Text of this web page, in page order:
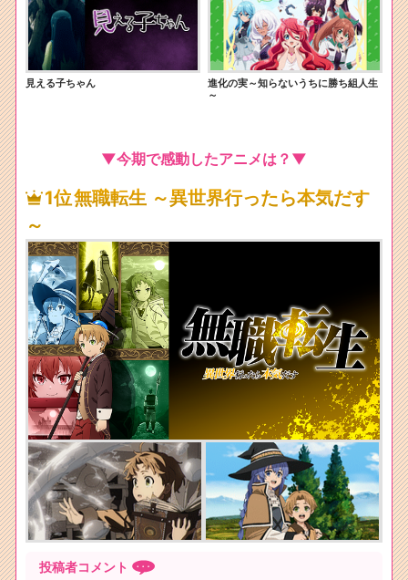
見える子ちゃん
進化の実～知らないうちに勝ち組人生
～
▼今期で感動したアニメは？▼
1位無職転生 ～異世界行ったら本気だす
～
投稿者コメント